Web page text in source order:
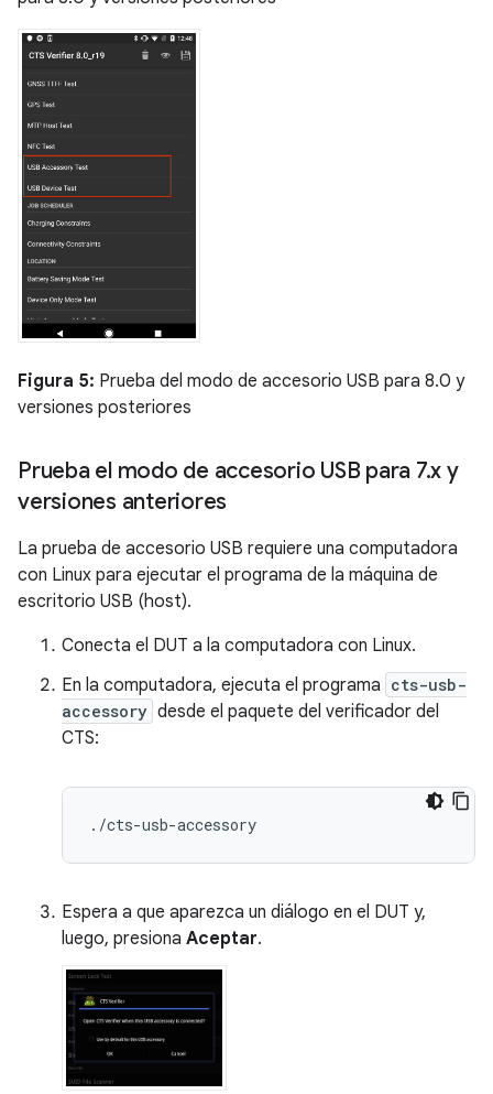
Figura 5: Prueba del modo de accesorio USB para 8.0 y
versiones posteriores
Prueba el modo de accesorio USB para 7.x y
versiones anteriores
La prueba de accesorio USB requiere una computadora
con Linux para ejecutar el programa de la máquina de
escritorio USB (host).
Conecta el DUT a la computadora con Linux.
En la computadora, ejecuta el programa cts-usb-
accessory desde el paquete del verificador del
CTS:
Espera a que aparezca un diálogo en el DUT y,
luego, presiona Aceptar.